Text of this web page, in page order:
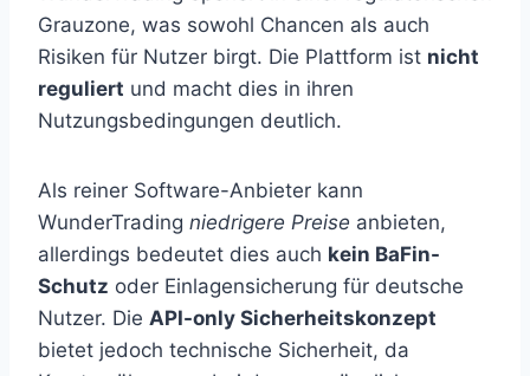
Grauzone, was sowohl Chancen als auch
Risiken für Nutzer birgt. Die Plattform ist nicht
reguliert und macht dies in ihren
Nutzungsbedingungen deutlich.
Als reiner Software-Anbieter kann
WunderTrading niedrigere Preise anbieten,
allerdings bedeutet dies auch kein BaFin-
Schutz oder Einlagensicherung für deutsche
Nutzer. Die API-only Sicherheitskonzept
bietet jedoch technische Sicherheit, da